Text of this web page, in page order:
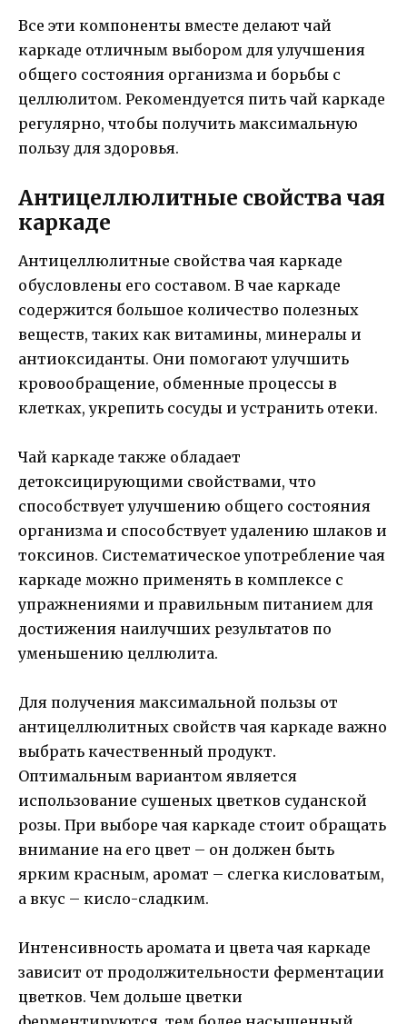
Все эти компоненты вместе делают чай
каркаде отличным выбором для улучшения
общего состояния организма и борьбы с
целлюлитом. Рекомендуется пить чай каркаде
регулярно, чтобы получить максимальную
пользу для здоровья.
Антицеллюлитные свойства чая
каркаде
Антицеллюлитные свойства чая каркаде
обусловлены его составом. В чае каркаде
содержится большое количество полезных
веществ, таких как витамины, минералы и
антиоксиданты. Они помогают улучшить
кровообращение, обменные процессы в
клетках, укрепить сосуды и устранить отеки.
Чай каркаде также обладает
детоксицирующими свойствами, что
способствует улучшению общего состояния
организма и способствует удалению шлаков и
токсинов. Систематическое употребление чая
каркаде можно применять в комплексе с
упражнениями и правильным питанием для
достижения наилучших результатов по
уменьшению целлюлита.
Для получения максимальной пользы от
антицеллюлитных свойств чая каркаде важно
выбрать качественный продукт.
Оптимальным вариантом является
использование сушеных цветков суданской
розы. При выборе чая каркаде стоит обращать
внимание на его цвет – он должен быть
ярким красным, аромат – слегка кисловатым,
а вкус – кисло-сладким.
Интенсивность аромата и цвета чая каркаде
зависит от продолжительности ферментации
цветков. Чем дольше цветки